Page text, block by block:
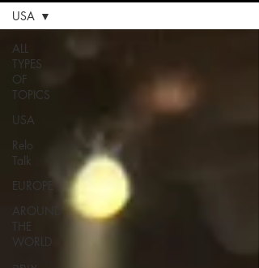
ALL
TYPES
OF
TOPICS
USA
Relo
Talk
EUROPE
AROUND
THE
WORLD
USA